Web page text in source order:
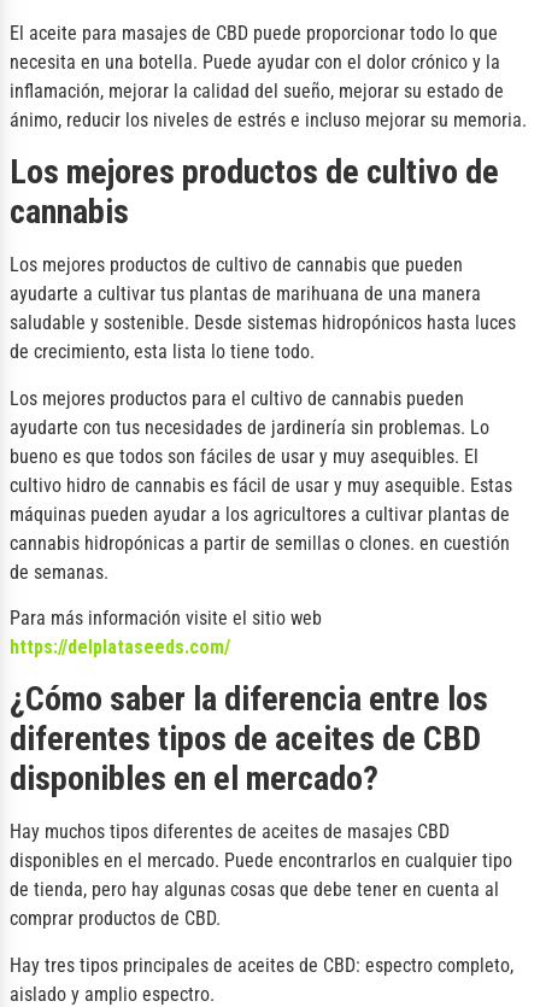
El aceite para masajes de CBD puede proporcionar todo lo que
necesita en una botella. Puede ayudar con el dolor crónico y la
inflamación, mejorar la calidad del sueño, mejorar su estado de
ánimo, reducir los niveles de estrés e incluso mejorar su memoria.
Los mejores productos de cultivo de
cannabis
Los mejores productos de cultivo de cannabis que pueden
ayudarte a cultivar tus plantas de marihuana de una manera
saludable y sostenible. Desde sistemas hidropónicos hasta luces
de crecimiento, esta lista lo tiene todo.
Los mejores productos para el cultivo de cannabis pueden
ayudarte con tus necesidades de jardinería sin problemas. Lo
bueno es que todos son fáciles de usar y muy asequibles. El
cultivo hidro de cannabis es fácil de usar y muy asequible. Estas
máquinas pueden ayudar a los agricultores a cultivar plantas de
cannabis hidropónicas a partir de semillas o clones. en cuestión
de semanas.
Para más información visite el sitio web
https://delplataseeds.com/
¿Cómo saber la diferencia entre los
diferentes tipos de aceites de CBD
disponibles en el mercado?
Hay muchos tipos diferentes de aceites de masajes CBD
disponibles en el mercado. Puede encontrarlos en cualquier tipo
de tienda, pero hay algunas cosas que debe tener en cuenta al
comprar productos de CBD.
Hay tres tipos principales de aceites de CBD: espectro completo,
aislado y amplio espectro.